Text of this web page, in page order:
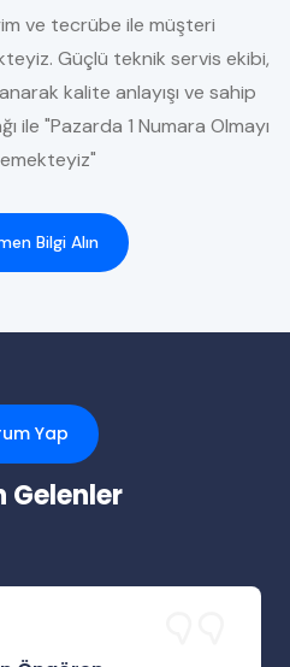
ve tecrübe ile müşteri
Güçlü teknik servis ekibi,
kalite anlayışı ve sahip
ile "Pazarda 1 Numara Olmayı
Bilgi Alın
Yap
Gelenler